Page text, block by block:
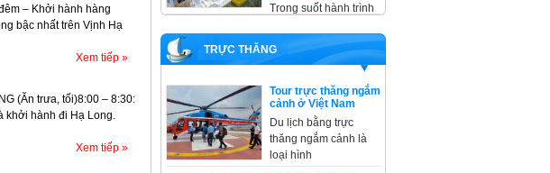
– Khởi hành hàng
bậc nhất trên Vịnh Hạ
Xem tiếp »
(Ăn trưa, tối)8:00 – 8:30:
khởi hành đi Hạ Long.
Xem tiếp »
Trong suốt hành trình
TRỰC THĂNG
Tour trực thăng ngắm
cảnh ở Việt Nam
Du lịch bằng trực
thăng ngắm cảnh là
loại hình